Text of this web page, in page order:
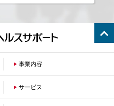
する管理者は、「個人情報保護管
本件により取得した個人情報の利
す。）に応じます。
い合わせ窓口
会社
privacy_form/
事業内容
サービス